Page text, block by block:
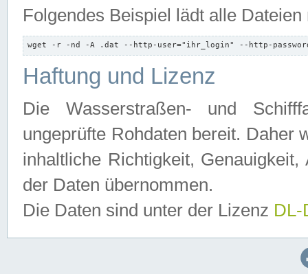
Folgendes Beispiel lädt alle
wget -r -nd -A .dat --http-user="ihr_login" --http-
Haftung und Lizenz
Die Wasserstraßen- und
ungeprüfte Rohdaten bereit. Daher
inhaltliche Richtigkeit,
der Daten übernommen.
Die Daten sind unter der Lizenz